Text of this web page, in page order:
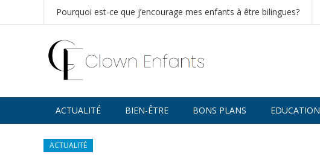
Pourquoi est-ce que j’encourage mes enfants à être bilingues?
ACTUALITÉ BIEN-ÊTRE BONS PLANS EDUCATION
ACTUALITÉ